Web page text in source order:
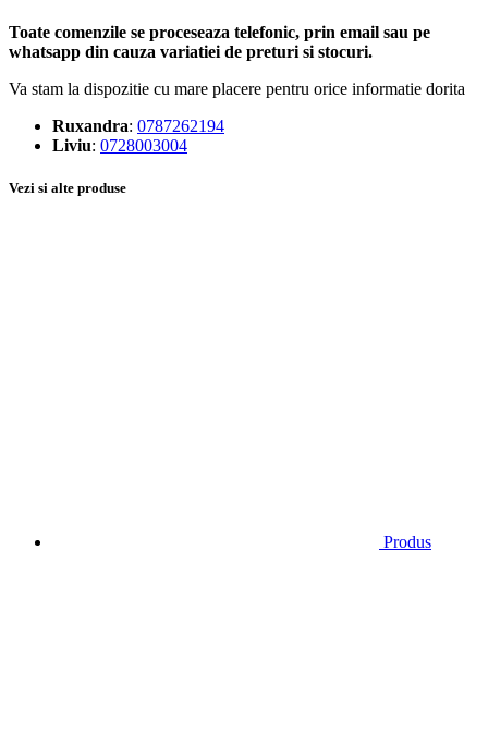
Toate comenzile se proceseaza telefonic, prin email sau pe
whatsapp din cauza variatiei de preturi si stocuri.
Va stam la dispozitie cu mare placere pentru orice informatie dorita
Ruxandra: 0787262194
Liviu: 0728003004
Vezi si alte produse
Produs